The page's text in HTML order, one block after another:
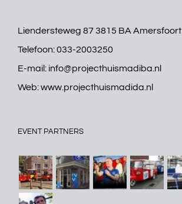
Liendersteweg 87 3815 BA Amersfoort
Telefoon:033-2003250
E-mail: info@projecthuismadiba.nl
Web:www.projecthuismadida.nl
EVENT PARTNERS